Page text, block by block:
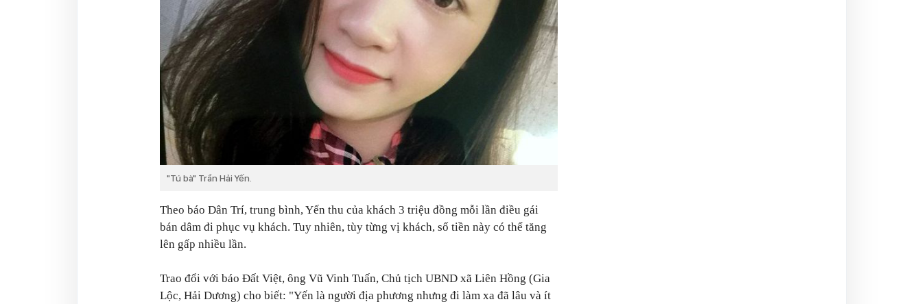
"Tú bà" Trần Hải Yến.
Theo báo Dân Trí, trung bình, Yến thu của khách 3 triệu đồng mỗi lần điều gái
bán dâm đi phục vụ khách. Tuy nhiên, tùy từng vị khách, số tiền này có thể tăng
lên gấp nhiều lần.
Trao đổi với báo Đất Việt, ông Vũ Vinh Tuấn, Chủ tịch UBND xã Liên Hồng (Gia
Lộc, Hải Dương) cho biết: "Yến là người địa phương nhưng đi làm xa đã lâu và ít